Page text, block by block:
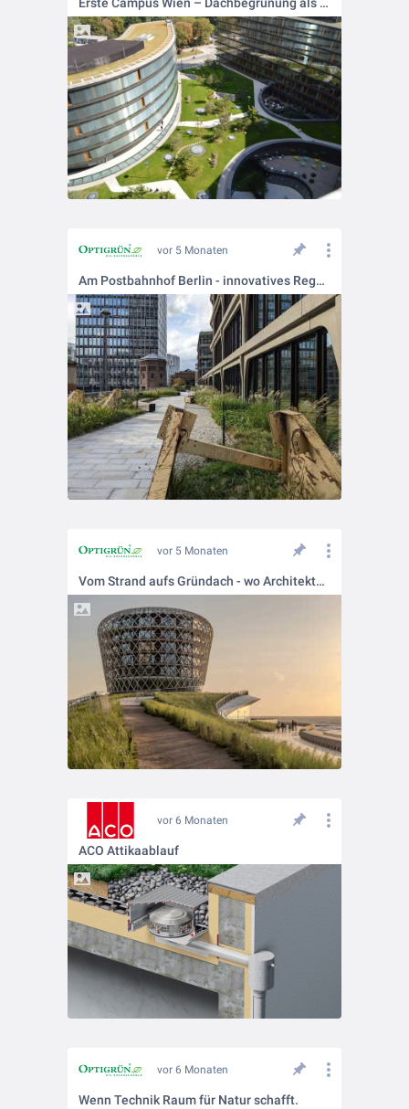
vor 5 Monaten
Am Postbahnhof Berlin - innovatives Regenwassermanagement und eine grüne Dachlandschaft.
vor 5 Monaten
Vom Strand aufs Gründach - wo Architektur zur Dünenlandschaft wird.
vor 6 Monaten
ACO Attikaablauf
vor 6 Monaten
Wenn Technik Raum für Natur schafft.